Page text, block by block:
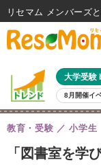
大学受験
8月開催イ
「図書室を学
教育・受験 小学生
リセマム メンバーズ